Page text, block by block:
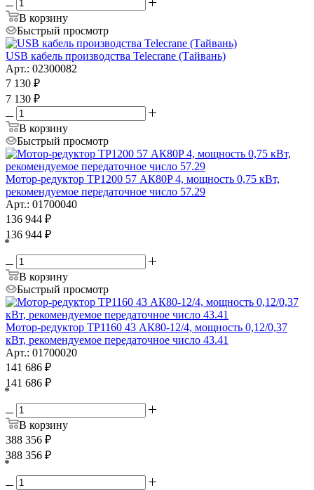
В корзину
Быстрый просмотр
USB кабель производства Telecrane (Тайвань)
Арт.: 02300082
7 130 ₽
7 130 ₽
В корзину
Быстрый просмотр
Мотор-редуктор ТР1200 57 АК80P 4, мощность 0,75 кВт,
рекомендуемое передаточное число 57.29
Арт.: 01700040
136 944 ₽
136 944 ₽
*
В корзину
Быстрый просмотр
Мотор-редуктор ТР1160 43 АК80-12/4, мощность 0,12/0,37
кВт, рекомендуемое передаточное число 43.41
Арт.: 01700020
141 686 ₽
141 686 ₽
*
В корзину
388 356 ₽
388 356 ₽
*